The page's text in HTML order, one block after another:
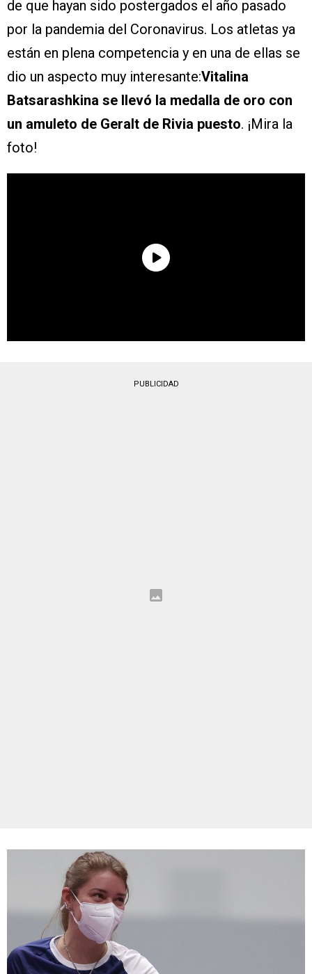
de que hayan sido postergados el año pasado
por la pandemia del Coronavirus. Los atletas ya
están en plena competencia y en una de ellas se
dio un aspecto muy interesante:Vitalina
Batsarashkina se llevó la medalla de oro con
un amuleto de Geralt de Rivia puesto. ¡Mira la
foto!
PUBLICIDAD